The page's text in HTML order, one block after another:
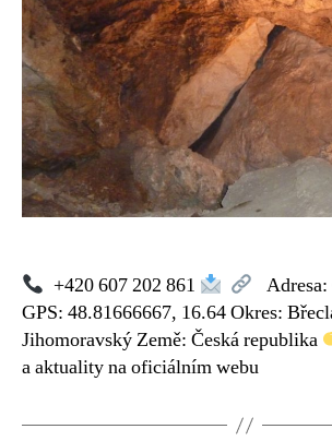
+420 607 202 861
GPS: 48.81666667, 16.64 Okres:
Jihomoravský Země: Česká republika
a aktuality na oficiálním webu